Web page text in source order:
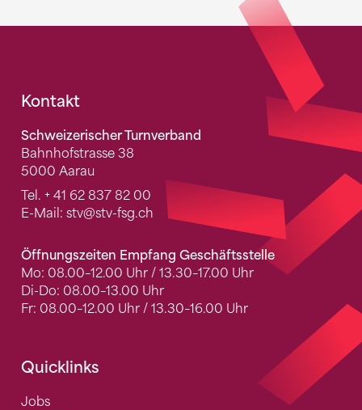
Fusszeile
Kontakt
Schweizerischer Turnverband
Bahnhofstrasse 38
5000 Aarau
Tel. + 41 62 837 82 00
E-Mail: stv@stv-fsg.ch
Öffnungszeiten Empfang Geschäftsstelle
Mo: 08.00–12.00 Uhr / 13.30–17.00 Uhr
Di-Do: 08.00–13.00 Uhr
Fr: 08.00–12.00 Uhr / 13.30–16.00 Uhr
Quicklinks
Jobs